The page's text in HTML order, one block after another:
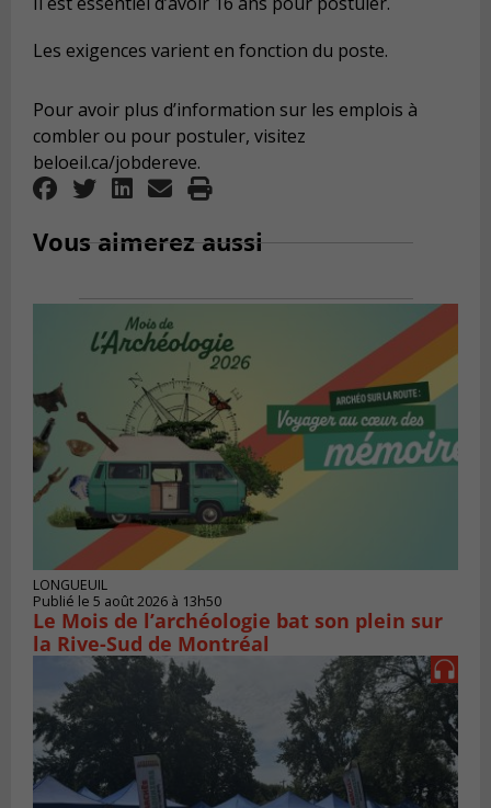
Les exigences varient en fonction du poste.
Pour avoir plus d’information sur les emplois à
combler ou pour postuler, visitez
beloeil.ca/jobdereve.
Vous aimerez aussi
LONGUEUIL
Publié le 5 août 2026 à 13h50
Le Mois de l’archéologie bat son plein sur
la Rive-Sud de Montréal